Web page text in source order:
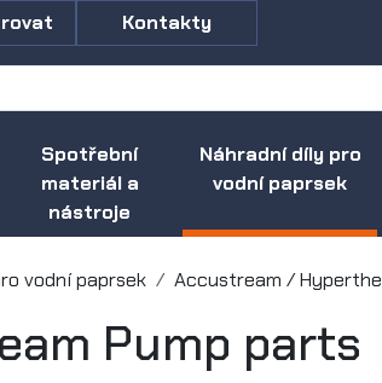
Spotřební
materiál a
nástroje
Náhradní díly pro
vodní paprsek
Kontakty
vodní paprsek Accustream /
Pump parts